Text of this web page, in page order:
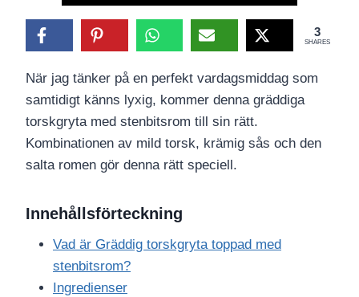
3
SHARES
När jag tänker på en perfekt vardagsmiddag som
samtidigt känns lyxig, kommer denna gräddiga
torskgryta med stenbitsrom till sin rätt.
Kombinationen av mild torsk, krämig sås och den
salta romen gör denna rätt speciell.
Innehållsförteckning
Vad är Gräddig torskgryta toppad med
stenbitsrom?
Ingredienser